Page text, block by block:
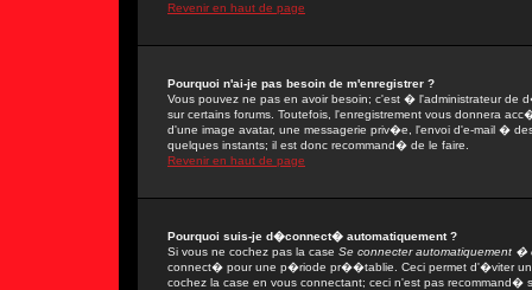
Revenir en haut de page
Pourquoi n'ai-je pas besoin de m'enregistrer ?
Vous pouvez ne pas en avoir besoin; c'est � l'administrateur de
sur certains forums. Toutefois, l'enregistrement vous donnera
d'une image avatar, une messagerie priv�e, l'envoi d'e-mail �
quelques instants; il est donc recommand� de le faire.
Revenir en haut de page
Pourquoi suis-je d�connect� automatiquement ?
Si vous ne cochez pas la case Se connecter automatiquement �
connect� pour une p�riode pr��tablie. Ceci permet d'�viter
cochez la case en vous connectant; ceci n'est pas